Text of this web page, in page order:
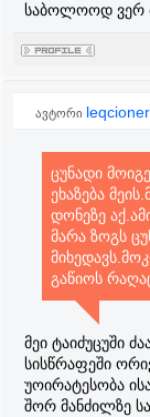
საბოლოოდ ვერ
ავტორი
ცუნადი
ეხაზება
დონეზე
მარა ზოგს
გაწიოს
მეი ტაიძუცუში
სისწრაფეში
უოირატესობა
შორ მანძილზე